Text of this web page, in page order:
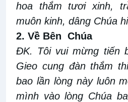
hoa thắm tươi xinh,
muôn kinh, dâng Chúa
2. Về Bên Chúa
ĐK. Tôi vui mừng tiến
Gieo cung đàn thắm
bao lần lòng này luôn
mình vào lòng Chúa